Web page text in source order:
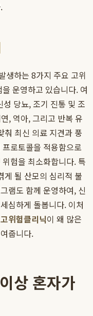
생하는 8가지 주요 고위
운영하고 있습니다. 여
당뇨, 조기 진통 및 조
, 역아, 그리고 반복 유
춰 최신 의료 지견과 풍
로토콜을 적용함으로
험을 최소화합니다. 특
게 될 산모의 심리적 불
램도 함께 운영하여, 신
심하게 돌봅니다. 이처
위험클리닉이 왜 많은
줍니다.
상 혼자가